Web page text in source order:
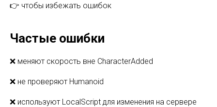
👉 чтобы избежать ошибок
Частые ошибки
❌ меняют скорость вне CharacterAdded
❌ не проверяют Humanoid
❌ используют LocalScript для изменения на сервере